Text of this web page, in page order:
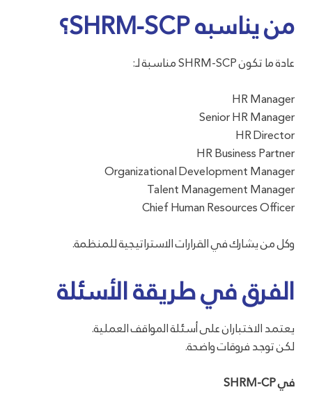
من يناسبه SHRM-SCP؟
عادة ما تكون SHRM-SCP مناسبة لـ:
HR Manager
Senior HR Manager
HR Director
HR Business Partner
Organizational Development Manager
Talent Management Manager
Chief Human Resources Officer
وكل من يشارك في القرارات الاستراتيجية للمنظمة.
الفرق في طريقة الأسئلة
يعتمد الاختباران على أسئلة المواقف العملية.
لكن توجد فروقات واضحة.
في SHRM-CP